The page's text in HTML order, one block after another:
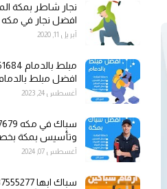
افضل نجار في مكه
أبريل 11, 2020
افضل مبلط بالدمام
أغسطس 24, 2023
وتأسيس بمكة بخصم
أغسطس 07, 2024